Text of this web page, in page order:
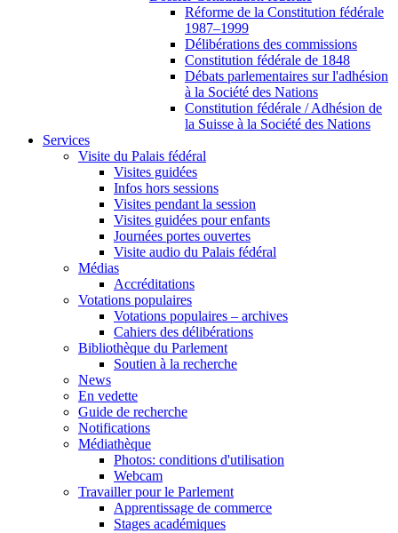
Réforme de la Constitution fédérale
1987–1999
Délibérations des commissions
Constitution fédérale de 1848
Débats parlementaires sur l'adhésion
à la Société des Nations
Constitution fédérale / Adhésion de
la Suisse à la Société des Nations
Services
Visite du Palais fédéral
Visites guidées
Infos hors sessions
Visites pendant la session
Visites guidées pour enfants
Journées portes ouvertes
Visite audio du Palais fédéral
Médias
Accréditations
Votations populaires
Votations populaires – archives
Cahiers des délibérations
Bibliothèque du Parlement
Soutien à la recherche
News
En vedette
Guide de recherche
Notifications
Médiathèque
Photos: conditions d'utilisation
Webcam
Travailler pour le Parlement
Apprentissage de commerce
Stages académiques